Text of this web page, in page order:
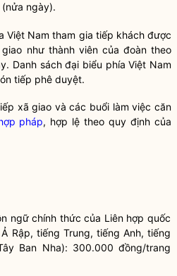
ngày).
Việt Nam tham gia tiếp khách được
như thành viên của đoàn theo
Danh sáchđại biểu phía Việt Nam
tiếp phê duyệt.
xã giao và các buổi làm việc căn
pháp, hợp lệ theo quy định của
ngữ chính thức của Liên hợp quốc
Rập, tiếng Trung, tiếng Anh, tiếng
Ban Nha): 300.000 đồng/trang